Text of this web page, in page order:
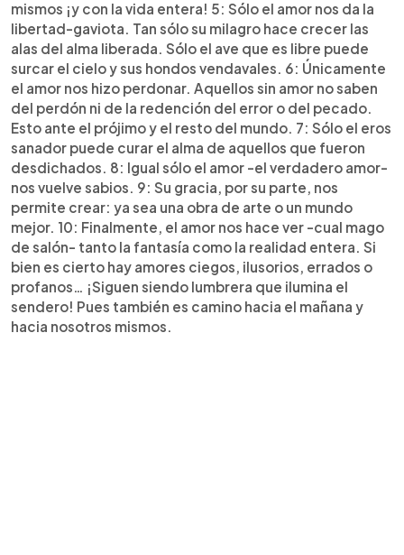
mismos ¡y con la vida entera! 5: Sólo el amor nos da la
libertad-gaviota. Tan sólo su milagro hace crecer las
alas del alma liberada. Sólo el ave que es libre puede
surcar el cielo y sus hondos vendavales. 6: Únicamente
el amor nos hizo perdonar. Aquellos sin amor no saben
del perdón ni de la redención del error o del pecado.
Esto ante el prójimo y el resto del mundo. 7: Sólo el eros
sanador puede curar el alma de aquellos que fueron
desdichados. 8: Igual sólo el amor -el verdadero amor-
nos vuelve sabios. 9: Su gracia, por su parte, nos
permite crear: ya sea una obra de arte o un mundo
mejor. 10: Finalmente, el amor nos hace ver -cual mago
de salón- tanto la fantasía como la realidad entera. Si
bien es cierto hay amores ciegos, ilusorios, errados o
profanos… ¡Siguen siendo lumbrera que ilumina el
sendero! Pues también es camino hacia el mañana y
hacia nosotros mismos.